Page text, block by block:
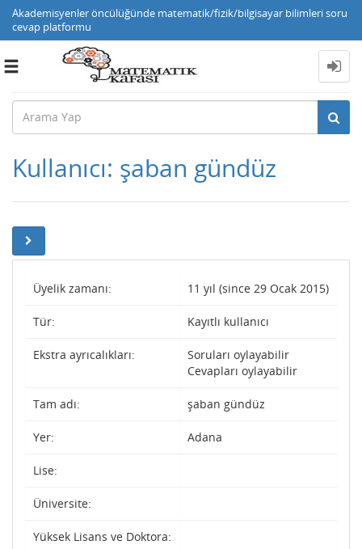
Akademisyenler öncülüğünde matematik/fizik/bilgisayar bilimleri soru
cevap platformu
Toggle
Kullanıcı: şaban gündüz
Üyelik zamanı: 11 yıl (since 29 Ocak 2015)
Tür: Kayıtlı kullanıcı
Ekstra ayrıcalıkları:
Soruları oylayabilir
Cevapları oylayabilir
Tam adı: şaban gündüz
Yer: Adana
Lise:
Üniversite:
Yüksek Lisans ve Doktora: